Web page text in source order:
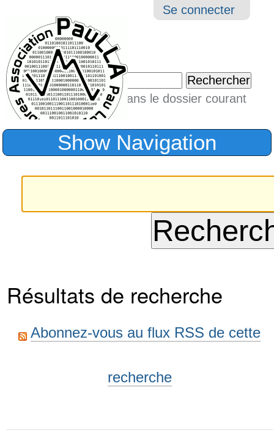
Outils
Se connecter
Chercher par
Seulement dans le dossier courant
Recherche
Show Navigation
Résultats de recherche
Abonnez-vous au flux RSS de cette
recherche